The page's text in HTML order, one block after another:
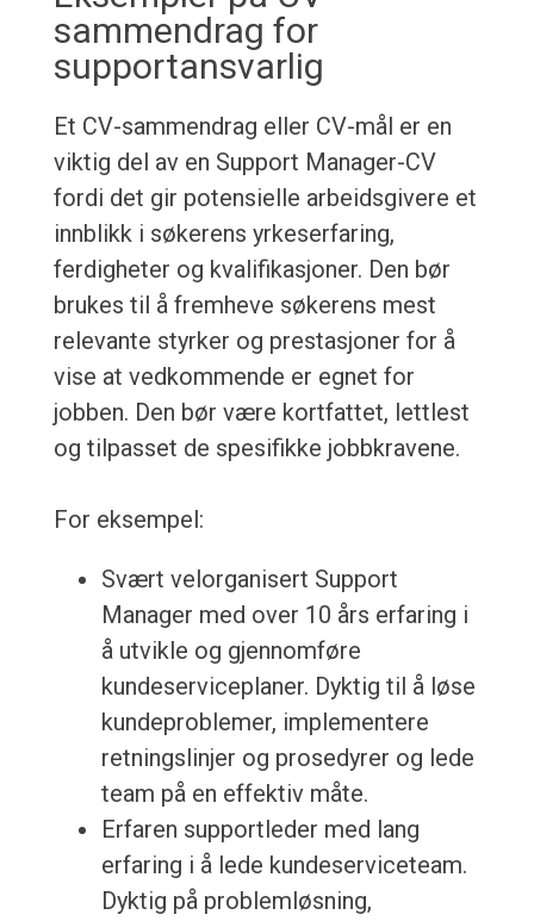
sammendrag for
supportansvarlig
Et CV-sammendrag eller CV-mål er en
viktig del av en Support Manager-CV
fordi det gir potensielle arbeidsgivere et
innblikk i søkerens yrkeserfaring,
ferdigheter og kvalifikasjoner. Den bør
brukes til å fremheve søkerens mest
relevante styrker og prestasjoner for å
vise at vedkommende er egnet for
jobben. Den bør være kortfattet, lettlest
og tilpasset de spesifikke jobbkravene.
For eksempel:
Svært velorganisert Support
Manager med over 10 års erfaring i
å utvikle og gjennomføre
kundeserviceplaner. Dyktig til å løse
kundeproblemer, implementere
retningslinjer og prosedyrer og lede
team på en effektiv måte.
Erfaren supportleder med lang
erfaring i å lede kundeserviceteam.
Dyktig på problemløsning,